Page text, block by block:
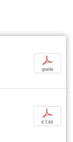
p
gratis
p
€ 7,95